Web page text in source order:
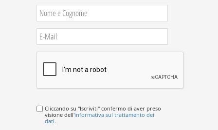
Cliccando su "Iscriviti" confermo di aver preso
visione dell'informativa sul trattamento dei
dati.